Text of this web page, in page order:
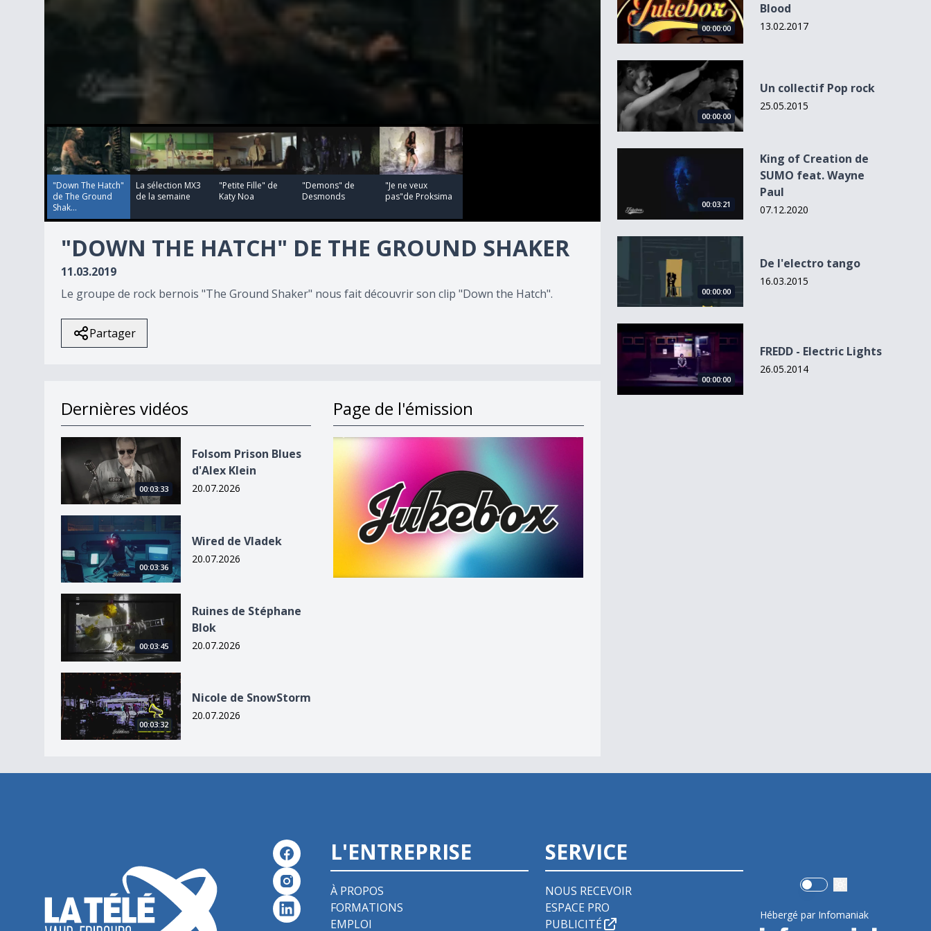
0
seconds
of
4
minutes,
25
secondsVolume
90%
"Down The Hatch"
de The Ground
Shak...
La sélection MX3
de la semaine
"Petite Fille" de
Katy Noa
"Demons" de
Desmonds
"Je ne veux
pas"de Proksima
"DOWN THE HATCH" DE THE GROUND SHAKER
11.03.2019
Le groupe de rock bernois "The Ground Shaker" nous fait découvrir son clip "Down the Hatch".
Partager
Dernières vidéos
Folsom Prison Blues d&#039;Alex Klein
00:03:33
Folsom Prison Blues
d'Alex Klein
20.07.2026
Wired de Vladek
00:03:36
Wired de Vladek
20.07.2026
Ruines de Stéphane Blok
00:03:45
Ruines de Stéphane
Blok
20.07.2026
Nicole de SnowStorm
00:03:32
Nicole de SnowStorm
20.07.2026
Page de l'émission
00:00:00
Blood
13.02.2017
Un collectif Pop rock
00:00:00
Un collectif Pop rock
25.05.2015
King of Creation de SUMO feat. Wayne Paul
00:03:21
King of Creation de
SUMO feat. Wayne
Paul
07.12.2020
De l&#039;electro tango
00:00:00
De l'electro tango
16.03.2015
FREDD - Electric Lights
00:00:00
FREDD - Electric Lights
26.05.2014
L'ENTREPRISE
À PROPOS
FORMATIONS
EMPLOI
SERVICE
NOUS RECEVOIR
ESPACE PRO
PUBLICITÉ
Use setting
Hébergé par Infomaniak